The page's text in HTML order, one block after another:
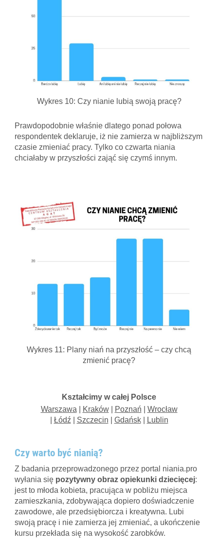
Wykres 10: Czy nianie lubią swoją pracę?
Prawdopodobnie właśnie dlatego ponad połowa
respondentek deklaruje, iż nie zamierza w najbliższym
czasie zmieniać pracy. Tylko co czwarta niania
chciałaby w przyszłości zająć się czymś innym.
Wykres 11: Plany niań na przyszłość – czy chcą
zmienić pracę?
Kształcimy w całej Polsce
Warszawa
Kraków| Poznań
Wrocław
Łódź Szczecin Gdańsk| Lublin
Czy warto być nianią?
Z badania przeprowadzonego przez portal niania.pro
wyłania się pozytywny obraz opiekunki dziecięcej:
jest to młoda kobieta, pracująca w pobliżu miejsca
zamieszkania, zdobywająca dopiero doświadczenie
zawodowe, ale przedsiębiorcza i kreatywna. Lubi
swoją pracę i nie zamierza jej zmieniać, a ukończenie
kursu przekłada się na wysokość zarobków.